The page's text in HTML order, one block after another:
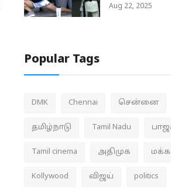
Aug 22, 2025
Popular Tags
DMK Chennai சென்னை
தமிழ்நாடு Tamil Nadu
Tamil cinema அதிமுக
Kollywood விஜய் politics